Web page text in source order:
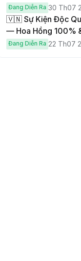
Đang Diễn Ra 30 Th07
🇻🇳 Sự Kiện Độc
— Hoa Hồng 100%
Đang Diễn Ra 22 Th07